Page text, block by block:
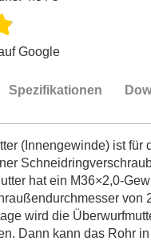
Google
Spezifikationen
(Innengewinde) ist für
hat ein M36×2,0-
von
wird die
Dann kann das Rohr